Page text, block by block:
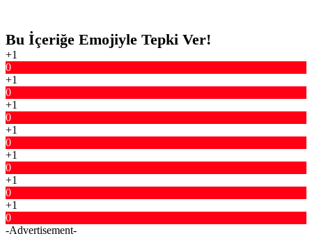
Bu İçeriğe Emojiyle Tepki Ver!
+1
0
+1
0
+1
0
+1
0
+1
0
+1
0
+1
0
-Advertisement-